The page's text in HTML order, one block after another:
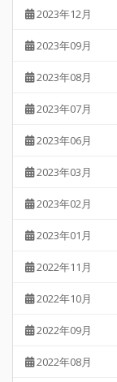
2023年12月
2023年09月
2023年08月
2023年07月
2023年06月
2023年03月
2023年02月
2023年01月
2022年11月
2022年10月
2022年09月
2022年08月